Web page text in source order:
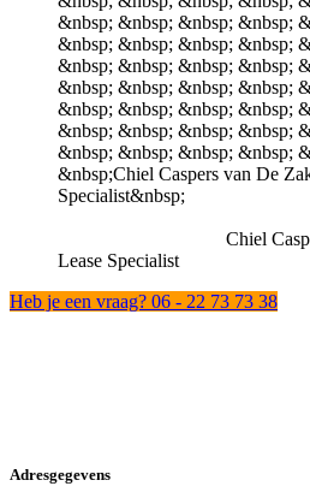
Chiel Caspers van
Lease Specialist
Heb je een vraag? 06 - 22 73 73 38
Adresgegevens